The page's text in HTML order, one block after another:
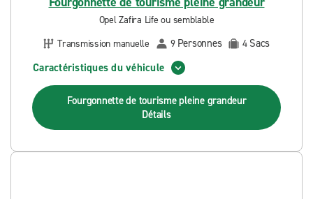
Opel Zafira Life ou semblable
Transmission manuelle
9 Personnes 4 Sacs
Caractéristiques du véhicule
Fourgonnette de tourisme pleine grandeur
Détails